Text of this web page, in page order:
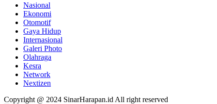
Nasional
Ekonomi
Otomotif
Gaya Hidup
Internasional
Galeri Photo
Olahraga
Kesra
Network
Nextizen
Copyright @ 2024 SinarHarapan.id All right reserved